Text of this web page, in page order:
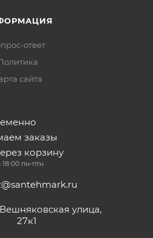
ответ
сайта
заказы
корзину
пн-птн
улица,
27к1